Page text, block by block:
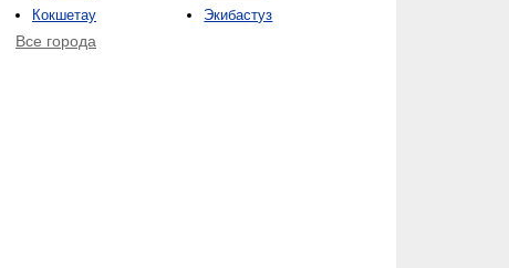
Кокшетау
Экибастуз
Все города